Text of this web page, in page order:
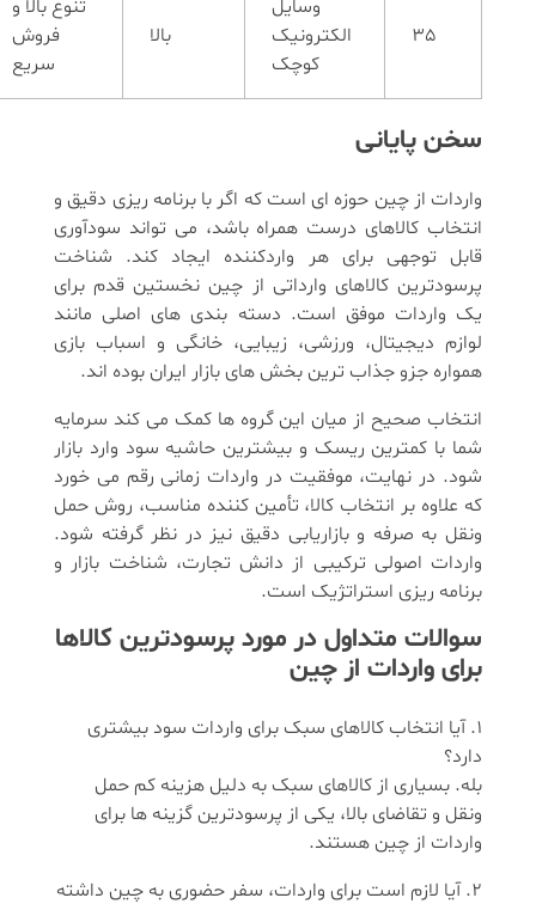
35
وسایل
الکترونیک
کوچک
بالا
تنوع بالا و
فروش
سریع
سخن پایانی
واردات از چین حوزه ای است که اگر با برنامه ریزی دقیق و
انتخاب کالاهای درست همراه باشد، می تواند سودآوری
قابل توجهی برای هر واردکننده ایجاد کند. شناخت
پرسودترین کالاهای وارداتی از چین نخستین قدم برای
یک واردات موفق است. دسته بندی های اصلی مانند
لوازم دیجیتال، ورزشی، زیبایی، خانگی و اسباب بازی
همواره جزو جذاب ترین بخش های بازار ایران بوده اند.
انتخاب صحیح از میان این گروه ها کمک می کند سرمایه
شما با کمترین ریسک و بیشترین حاشیه سود وارد بازار
شود. در نهایت، موفقیت در واردات زمانی رقم می خورد
که علاوه بر انتخاب کالا، تأمین کننده مناسب، روش حمل
ونقل به صرفه و بازاریابی دقیق نیز در نظر گرفته شود.
واردات اصولی ترکیبی از دانش تجارت، شناخت بازار و
برنامه ریزی استراتژیک است.
سوالات متداول در مورد پرسودترین کالاها
برای واردات از چین
آیا انتخاب کالاهای سبک برای واردات سود بیشتری
دارد؟
بله. بسیاری از کالاهای سبک به دلیل هزینه کم حمل
ونقل و تقاضای بالا، یکی از پرسودترین گزینه ها برای
واردات از چین هستند.
آیا لازم است برای واردات، سفر حضوری به چین داشته